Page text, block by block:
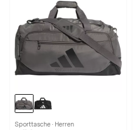
Sporttasche · Herren